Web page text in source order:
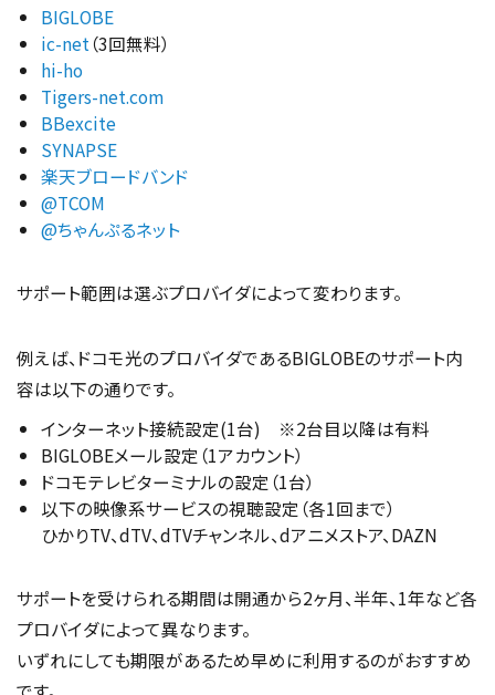
BIGLOBE
ic-net （3回無料）
hi-ho
Tigers-net.com
BBexcite
SYNAPSE
楽天ブロードバンド
@TCOM
@ちゃんぷるネット
サポート範囲は選ぶプロバイダによって変わります。
例えば、ドコモ光のプロバイダであるBIGLOBEのサポート内
容は以下の通りです。
インターネット接続設定(1台) ※2台目以降は有料
BIGLOBEメール設定（1アカウント）
ドコモテレビターミナルの設定（1台）
以下の映像系サービスの視聴設定（各1回まで）
ひかりTV、dTV、dTVチャンネル、dアニメストア、DAZN
サポートを受けられる期間は開通から2ヶ月、半年、1年など各
プロバイダによって異なります。
いずれにしても期限があるため早めに利用するのがおすすめ